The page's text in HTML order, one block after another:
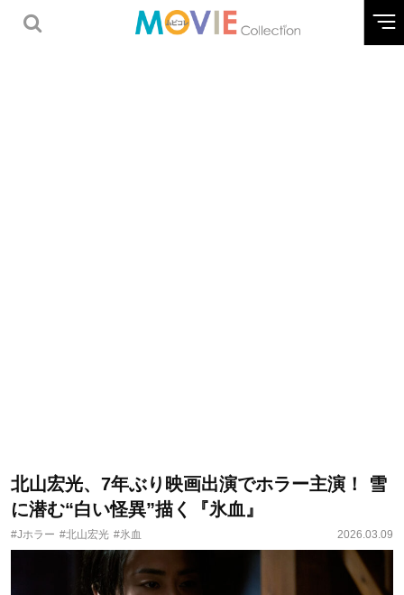
北山宏光、7年ぶり映画出演でホラー主演！ 雪
に潜む“白い怪異”描く『氷血』
#Jホラー #北山宏光 #氷血 2026.03.09